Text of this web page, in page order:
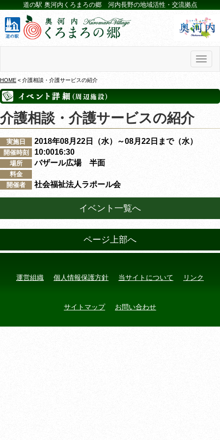
道の駅 奥河内くろまろの郷 河内長野の地域活性・交流拠点
HOME < 介護相談・介護サービスの紹介
介護相談・介護サービスの紹介
実施日 2018年08月22日（水）～08月22日まで（水）
開催時刻 10:0016:30
場所 バザール広場 半面
料金
開催者
社会福祉法人ラポール会
イベント一覧へ
ページ上部へ
運営組織 個人情報保護方針 当サイトについて リンク
サイトマップ お問い合わせ